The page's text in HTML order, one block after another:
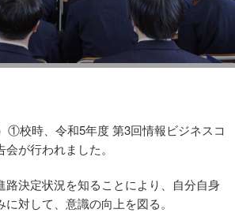
①校時、令和5年度 第3回情報ビジネスコ
が行われました。
路決定状況を知ることにより、自分自身
対して、意識の向上を図る。